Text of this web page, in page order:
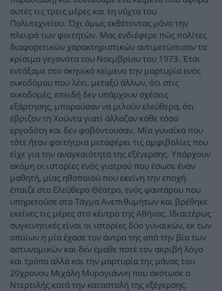
αυτές τις τρεις μέρες και τη νύχτα του
Πολυτεχνείου. Όχι όμως εκθέτοντας μόνο την
πλευρά των φοιτητών. Μας ενδιέφερε πώς πολίτες
διαφορετικών χαρακτηριστικών αντιμετώπισαν τα
κρίσιμα γεγονότα του Νοεμβρίου του 1973. Έτσι
εντάξαμε στο σκηνικό κείμενο την μαρτυρία ενός
οικοδόμου που λέει, μεταξύ άλλων, ότι στις
οικοδομές, επειδή δεν υπάρχουν σχέσεις
εξάρτησης, μπορούσαν να μιλούν ελεύθερα, ότι
έβριζαν τη Χούντα γιατί άλλαζαν κάθε τόσο
εργοδότη και δεν φοβόντουσαν. Μία γυναίκα που
τότε ήταν φοιτήτρια μεταφέρει τις αμφιβολίες που
είχε για την αναγκαιότητα της εξέγερσης. Υπάρχουν
ακόμη οι ιστορίες ενός γιατρού που έσωσε έναν
μαθητή, μίας ηθοποιού που εκείνη την εποχή
έπαιζε στο Ελεύθερο Θέατρο, ενός φαντάρου που
υπηρετούσε στο Τάγμα Ανεπιθυμήτων και βρέθηκε
εκείνες τις μέρες στο κέντρο της Αθήνας. Ιδιαιτέρως
συγκινητικές είναι οι ιστορίες δύο γυναικών, εκ των
οποίων η μία έχασε τον άντρα της από την βία των
αστυνομικών και δεν έμαθε ποτέ τον ακριβή λόγο
και τρόπο αλλά και την μαρτυρία της μάνας του
20χρονου Μιχάλη Μυρογιάννη που σκότωσε ο
Ντερτιλής κατά την καταστολή της εξέγερσης.